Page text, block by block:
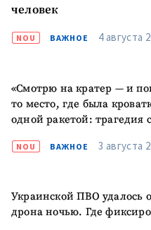
человек
NOU ВАЖНОЕ 4 августа
«Смотрю на кратер — и
то место, где была
одной ракетой: трагедия
NOU ВАЖНОЕ 3 августа
Украинской ПВО удалось
дрона ночью. Где
Ссылка на медиа
+ Добавить ссылку
Текст новости
+ Добавить текст
новости
Имя + Моё имя